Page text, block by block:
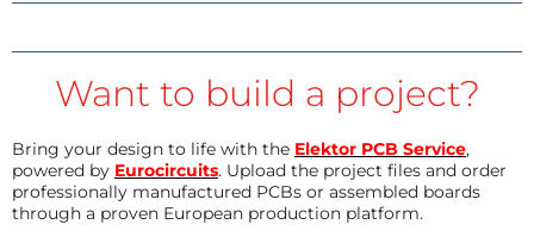
Want to build a project?
Bring your design to life with the Elektor PCB Service,
powered by Eurocircuits. Upload the project files and order
professionally manufactured PCBs or assembled boards
through a proven European production platform.